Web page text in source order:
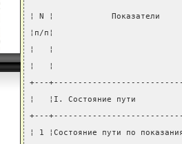
¦ N ¦            Показатели
¦п/п¦
¦   ¦
¦   ¦
+---
¦   ¦I. Состояние пути
+---
¦ 1 ¦Состояние пути по